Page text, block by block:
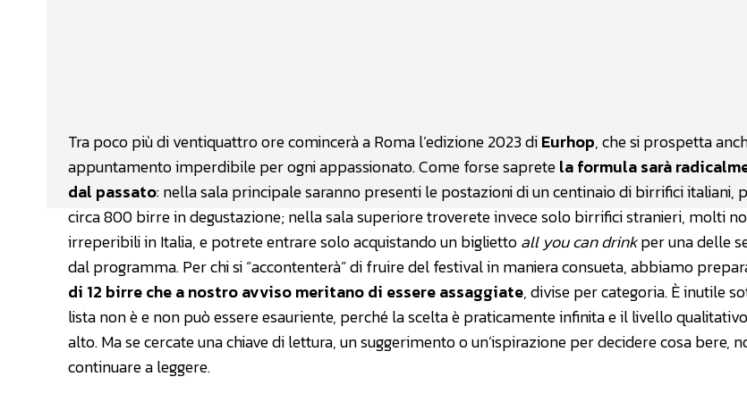
Tra poco più di ventiquattro ore comincerà a Roma l’edizione 2023 diEurhop, che si prospetta
appuntamento imperdibile per ogni appassionato. Come forse sapretela formula sarà
dal passato: nella sala principale saranno presenti le postazioni di un centinaio di birrifici italiani,
circa 800 birre in degustazione; nella sala superiore troverete invece solo birrifici stranieri, molti
irreperibili in Italia, e potrete entrare solo acquistando un bigliettoall you can drinkper una delle
dal programma. Per chi si “accontenterà” di fruire del festival in maniera consueta, abbiamo
di 12 birre che a nostro avviso meritano di essere assaggiate, divise per categoria. È inutile
lista non è e non può essere esauriente, perché la scelta è praticamente infinita e il livello
alto. Ma se cercate una chiave di lettura, un suggerimento o un’ispirazione per decidere cosa bere,
continuare a leggere.